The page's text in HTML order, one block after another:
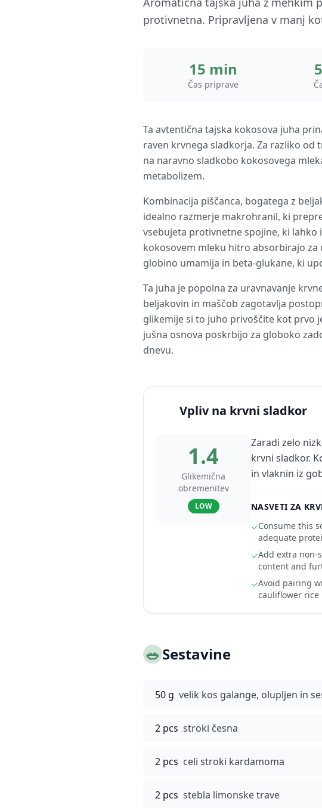
protivnetna. Pripravljena v manj
15 min
Čas priprave
Ta avtentična tajska kokosova juha
raven krvnega sladkorja. Za razliko od
na naravno sladkobo kokosovega
metabolizem.
Kombinacija piščanca, bogatega z
idealno razmerje makrohranil, ki
vsebujeta protivnetne spojine, ki
kokosovem mleku hitro absorbirajo
globino umamija in beta-glukane, ki
Ta juha je popolna za uravnavanje
beljakovin in maščob zagotavlja
glikemije si to juho privoščite kot prvo
jušna osnova poskrbijo za globoko
dnevu.
Vpliv na krvni sladkor
1.4
Glikemična
obremenitev
LOW
Zaradi zelo
krvni sladkor.
in vlaknin iz
NASVETI ZA
✓Consume this
adequate
✓Add extra non-
content and
✓Avoid pairing
cauliflower rice
🥗Sestavine
50 g velik kos galange, olupljen in
2 pcs stroki česna
2 pcs celi stroki kardamoma
2 pcs stebla limonske trave